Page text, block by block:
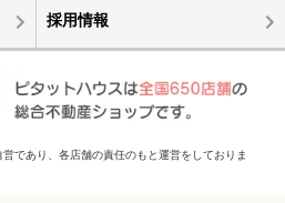
採用情報
であり、各店舗の責任のもと運営をしておりま